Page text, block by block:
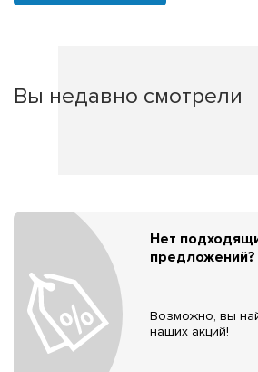
Вы недавно смотрели
Нет
предложений?
Возможно, вы
наших акций!